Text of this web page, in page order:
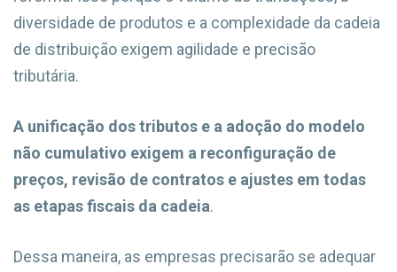
diversidade de produtos e a complexidade da cadeia
de distribuição exigem agilidade e precisão
tributária.
A unificação dos tributos e a adoção do modelo
não cumulativo exigem a reconfiguração de
preços, revisão de contratos e ajustes em todas
as etapas fiscais da cadeia.
Dessa maneira, as empresas precisarão se adequar